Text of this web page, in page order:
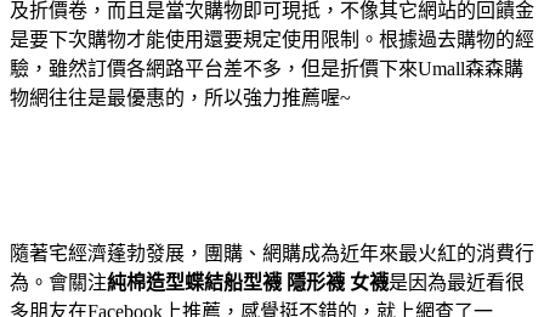
及折價卷，而且是當次購物即可現抵，不像其它網站的回饋金
是要下次購物才能使用還要規定使用限制。根據過去購物的經
驗，雖然訂價各網路平台差不多，但是折價下來Umall森森購
物網往往是最優惠的，所以強力推薦喔~
隨著宅經濟蓬勃發展，團購、網購成為近年來最火紅的消費行
為。會關注純棉造型蝶結船型襪 隱形襪 女襪是因為最近看很
多朋友在Facebook上推薦，感覺挺不錯的，就上網查了一